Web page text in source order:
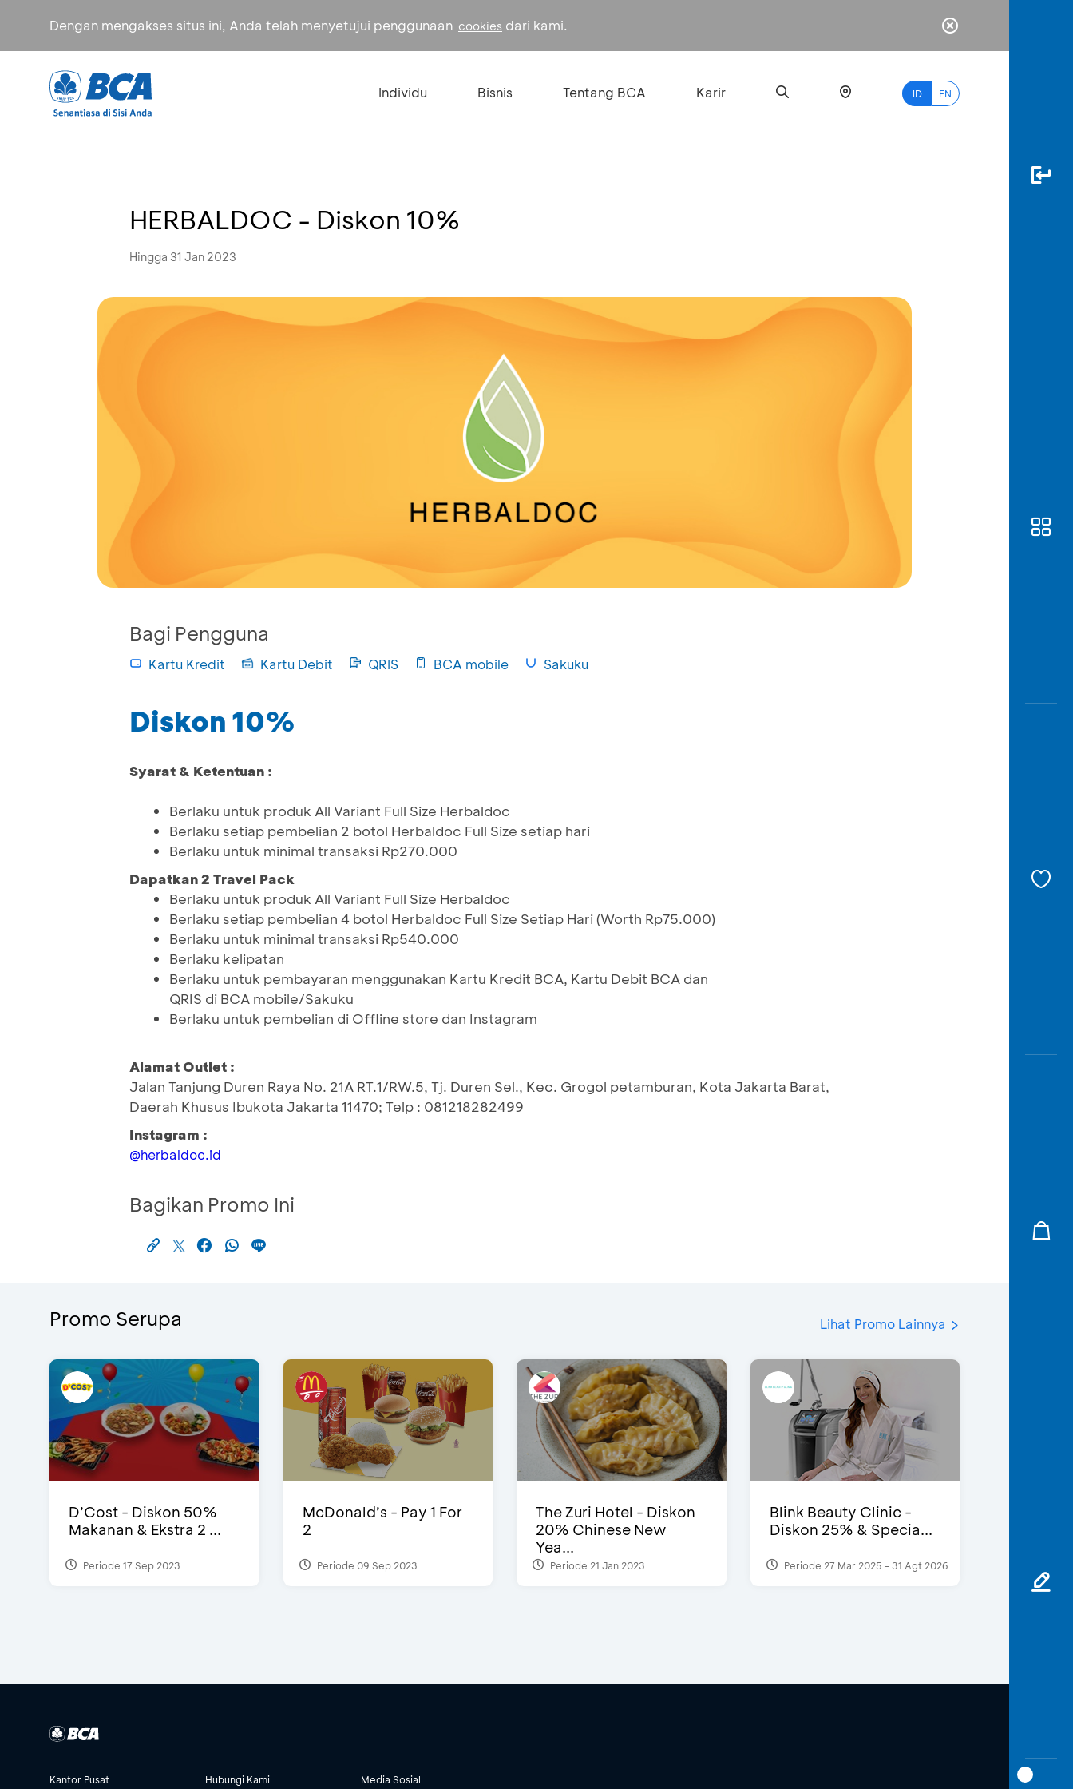
Dengan mengakses situs ini, Anda telah menyetujui penggunaan cookies dari kami.
Individu Bisnis Tentang BCA Karir ID EN
HERBALDOC - Diskon 10%
Hingga 31 Jan 2023
Bagi Pengguna
Kartu Kredit Kartu Debit QRIS BCA mobile Sakuku
Diskon 10%
Syarat & Ketentuan :
Berlaku untuk produk All Variant Full Size Herbaldoc
Berlaku setiap pembelian 2 botol Herbaldoc Full Size setiap hari
Berlaku untuk minimal transaksi Rp270.000
Dapatkan 2 Travel Pack
Berlaku untuk produk All Variant Full Size Herbaldoc
Berlaku setiap pembelian 4 botol Herbaldoc Full Size Setiap Hari (Worth Rp75.000)
Berlaku untuk minimal transaksi Rp540.000
Berlaku kelipatan
Berlaku untuk pembayaran menggunakan Kartu Kredit BCA, Kartu Debit BCA dan
QRIS di BCA mobile/Sakuku
Berlaku untuk pembelian di Offline store dan Instagram
Alamat Outlet :
Jalan Tanjung Duren Raya No. 21A RT.1/RW.5, Tj. Duren Sel., Kec. Grogol petamburan, Kota Jakarta Barat,
Daerah Khusus Ibukota Jakarta 11470; Telp : 081218282499
Instagram :
@herbaldoc.id
Bagikan Promo Ini
Promo Serupa Lihat Promo Lainnya
D’Cost - Diskon 50%
Makanan & Ekstra 2 ...
Periode 17 Sep 2023
McDonald’s - Pay 1 For
2
Periode 09 Sep 2023
The Zuri Hotel - Diskon
20% Chinese New
Yea...
Periode 21 Jan 2023
Blink Beauty Clinic -
Diskon 25% & Specia...
Periode 27 Mar 2025 - 31 Agt 2026
Kantor Pusat Hubungi Kami Media Sosial